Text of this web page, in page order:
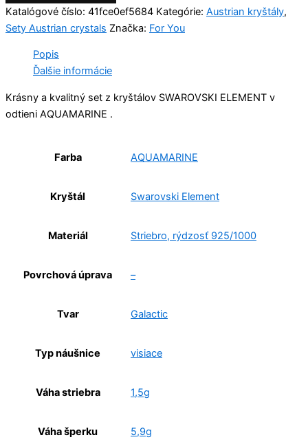
Katalógové číslo: 41fce0ef5684 Kategórie: Austrian kryštály,
Sety Austrian crystals Značka: For You
Popis
Ďalšie informácie
Krásny a kvalitný set z kryštálov SWAROVSKI ELEMENT v
odtieni AQUAMARINE .
Farba AQUAMARINE
Kryštál Swarovski Element
Materiál Striebro, rýdzosť 925/1000
Povrchová úprava –
Tvar Galactic
Typ náušnice visiace
Váha striebra 1,5g
Váha šperku 5,9g